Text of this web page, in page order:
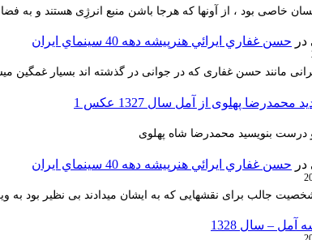
خاصی بود ، از آونها که هرجا باشن منبع انرژِی هستند و به فضا
در حسن غفاري ايرائي هنرپيشه دهه 40 سينماي ايران
مانند حسن غفاری که در جوانی در گذشته اند بسیار
محمدرضا پهلوی از آمل سال 1327 عکس 1
درست بنویسید محمدرضا شاه پهلوی
در حسن غفاري ايرائي هنرپيشه دهه 40 سينماي ايران
جالب برای نقشهایی که به ایشان میدادند بی نظیر بود به
آمل – سال 1328